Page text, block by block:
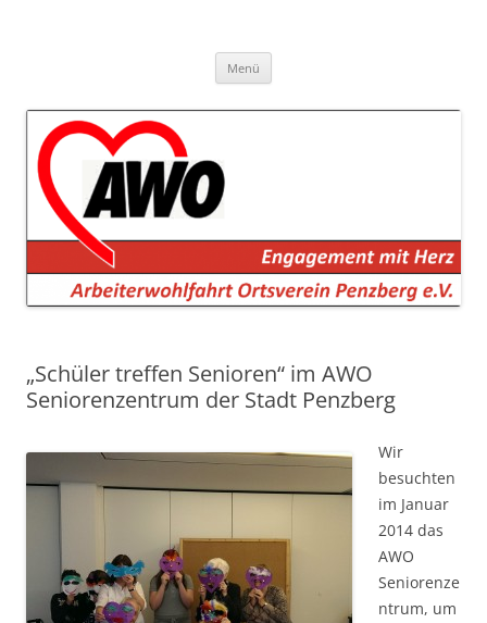
Menü
„Schüler treffen Senioren“ im AWO
Seniorenzentrum der Stadt Penzberg
Wir
besuchten
im Januar
2014 das
AWO
Seniorenze
ntrum, um